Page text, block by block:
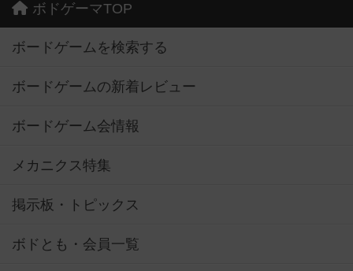
ボドゲーマTOP
ボードゲームを検索する
ボードゲームの新着レビュー
ボードゲーム会情報
メカニクス特集
掲示板・トピックス
ボドとも・会員一覧